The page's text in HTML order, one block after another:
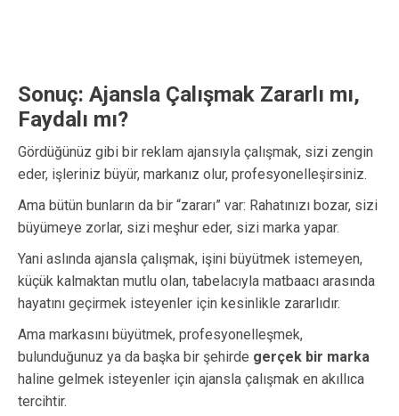
Sonuç: Ajansla Çalışmak Zararlı mı,
Faydalı mı?
Gördüğünüz gibi bir reklam ajansıyla çalışmak, sizi zengin
eder, işleriniz büyür, markanız olur, profesyonelleşirsiniz.
Ama bütün bunların da bir “zararı” var: Rahatınızı bozar, sizi
büyümeye zorlar, sizi meşhur eder, sizi marka yapar.
Yani aslında ajansla çalışmak, işini büyütmek istemeyen,
küçük kalmaktan mutlu olan, tabelacıyla matbaacı arasında
hayatını geçirmek isteyenler için kesinlikle zararlıdır.
Ama markasını büyütmek, profesyonelleşmek,
bulunduğunuz ya da başka bir şehirde gerçek bir marka
haline gelmek isteyenler için ajansla çalışmak en akıllıca
tercihtir.